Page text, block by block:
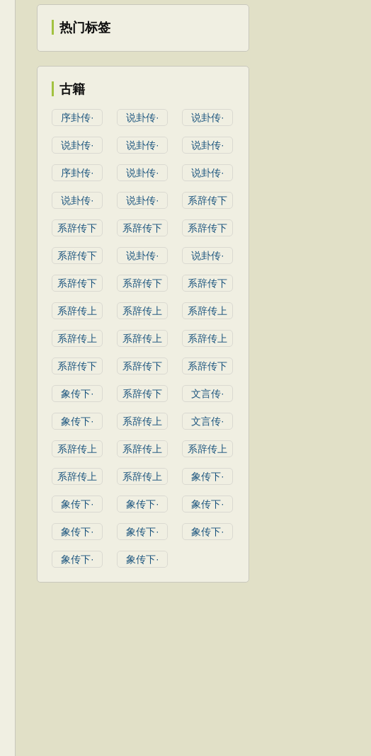
热门标签
古籍
序卦传· 说卦传· 说卦传·
说卦传· 说卦传· 说卦传·
序卦传· 说卦传· 说卦传·
说卦传· 说卦传· 系辞传下
系辞传下 系辞传下 系辞传下
系辞传下 说卦传· 说卦传·
系辞传下 系辞传下 系辞传下
系辞传上 系辞传上 系辞传上
系辞传上 系辞传上 系辞传上
系辞传下 系辞传下 系辞传下
象传下· 系辞传下 文言传·
象传下· 系辞传上 文言传·
系辞传上 系辞传上 系辞传上
系辞传上 系辞传上 象传下·
象传下· 象传下· 象传下·
象传下· 象传下· 象传下·
象传下· 象传下·